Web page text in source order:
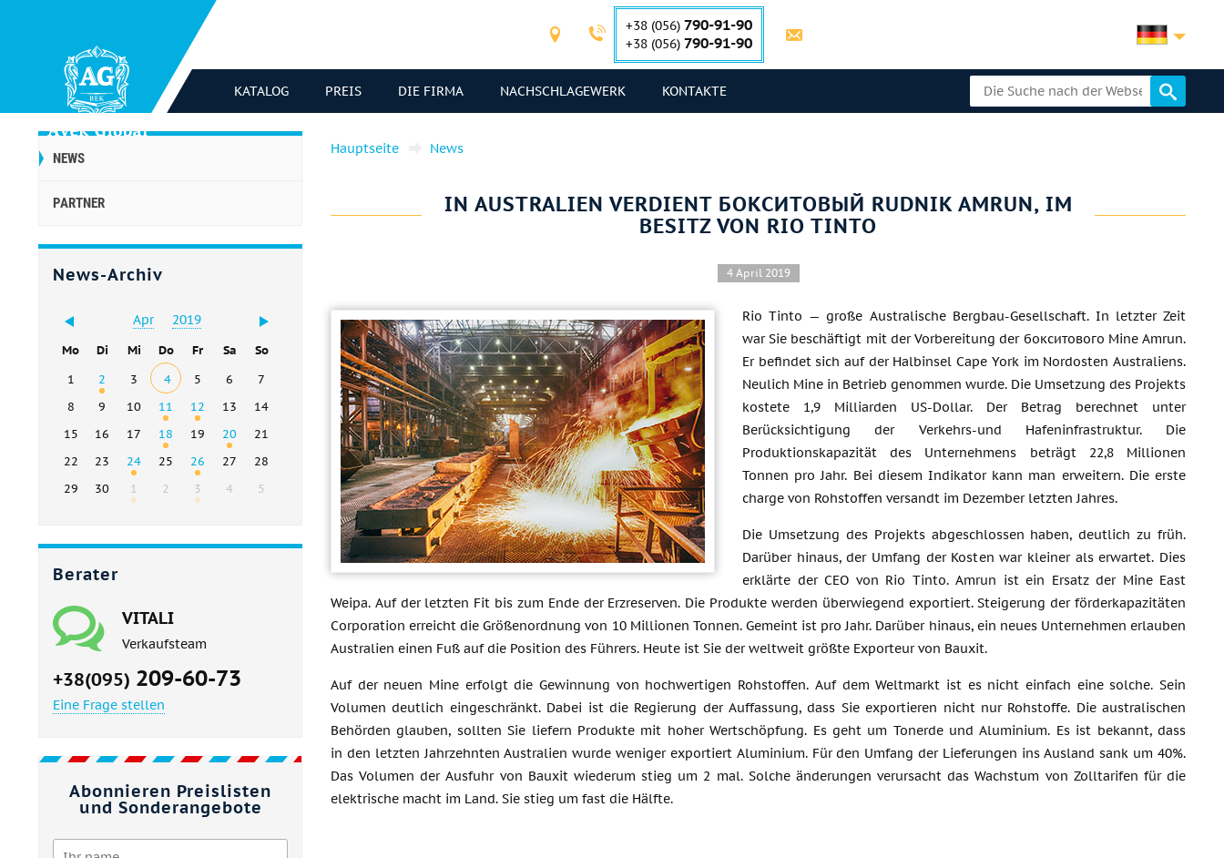
+38 (056) 790-91-90
+38 (056) 790-91-90
KATALOG PREIS DIE FIRMA NACHSCHLAGEWERK KONTAKTE
NEWS
PARTNER
News-Archiv
Apr 2019
Mo Di Mi Do Fr Sa
So
1
2 3 4 5 6
7
8
9 10 11 12 13
14
15
16 17 18 19 20
21
22
23 24 25 26 27
28
29
30 1 2 3 4 5
Berater
VITALI
Verkaufsteam
+38(095) 209-60-73
Eine Frage stellen
Abonnieren Preislisten
und Sonderangebote
Hauptseite News
IN AUSTRALIEN VERDIENT БОКСИТОВЫЙ RUDNIK AMRUN, IM
BESITZ VON RIO TINTO
4 April 2019
Rio Tinto — große Australische Bergbau-Gesellschaft. In letzter Zeit
war Sie beschäftigt mit der Vorbereitung der бокситового Mine Amrun.
Er befindet sich auf der Halbinsel Cape York im Nordosten Australiens.
Neulich Mine in Betrieb genommen wurde. Die Umsetzung des Projekts
kostete 1,9 Milliarden US-Dollar. Der Betrag berechnet unter
Berücksichtigung der Verkehrs-und Hafeninfrastruktur. Die
Produktionskapazität des Unternehmens beträgt 22,8 Millionen
Tonnen pro Jahr. Bei diesem Indikator kann man erweitern. Die erste
charge von Rohstoffen versandt im Dezember letzten Jahres.
Die Umsetzung des Projekts abgeschlossen haben, deutlich zu früh.
Darüber hinaus, der Umfang der Kosten war kleiner als erwartet. Dies
erklärte der CEO von Rio Tinto. Amrun ist ein Ersatz der Mine East
Weipa. Auf der letzten Fit bis zum Ende der Erzreserven. Die Produkte werden überwiegend exportiert. Steigerung der förderkapazitäten
Corporation erreicht die Größenordnung von 10 Millionen Tonnen. Gemeint ist pro Jahr. Darüber hinaus, ein neues Unternehmen erlauben
Australien einen Fuß auf die Position des Führers. Heute ist Sie der weltweit größte Exporteur von Bauxit.
Auf der neuen Mine erfolgt die Gewinnung von hochwertigen Rohstoffen. Auf dem Weltmarkt ist es nicht einfach eine solche. Sein
Volumen deutlich eingeschränkt. Dabei ist die Regierung der Auffassung, dass Sie exportieren nicht nur Rohstoffe. Die australischen
Behörden glauben, sollten Sie liefern Produkte mit hoher Wertschöpfung. Es geht um Tonerde und Aluminium. Es ist bekannt, dass
in den letzten Jahrzehnten Australien wurde weniger exportiert Aluminium. Für den Umfang der Lieferungen ins Ausland sank um 40%.
Das Volumen der Ausfuhr von Bauxit wiederum stieg um 2 mal. Solche änderungen verursacht das Wachstum von Zolltarifen für die
elektrische macht im Land. Sie stieg um fast die Hälfte.